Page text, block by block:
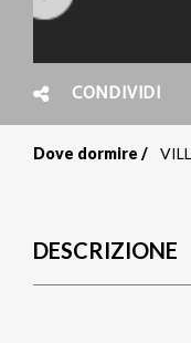
CONDIVIDI
pane
Dove dormire
DESCRIZIONE